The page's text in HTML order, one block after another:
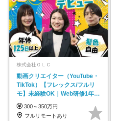
株式会社ＯＬＣ
動画クリエイター（YouTube・
TikTok）【フレックス/フルリ
モ】未経験OK｜Web研修1年間
｜副業OK
300～350万円
フルリモートあり